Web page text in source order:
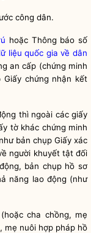
công dân.
hoặc Thông báo số
liệu quốc gia về dân
an cấp (chứng minh
Giấy chứng nhận kết
thì ngoài các giấy
tờ khác chứng minh
bản chụp Giấy xác
người khuyết tật đối
bản chụp hồ sơ
năng lao động (như
cha chồng, mẹ
, mẹ nuôi hợp pháphồ